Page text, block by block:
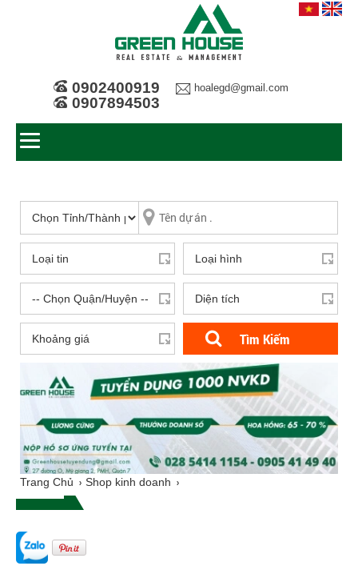
0902400919
0907894503
hoalegd@gmail.com
Tìm Kiếm
Trang Chủ Shop kinh doanh